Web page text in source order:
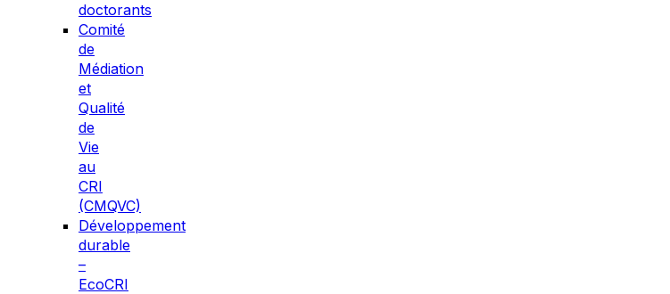
doctorants
Comité
de
Médiation
et
Qualité
de
Vie
au
CRI
(CMQVC)
Développement
durable
–
EcoCRI